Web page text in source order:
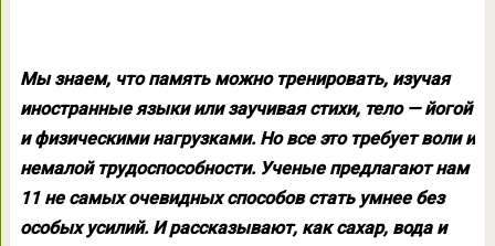
Мы знаем, что память можно тренировать, изучая
иностранные языки или заучивая стихи, тело — йогой
и физическими нагрузками. Но все это требует воли и
немалой трудоспособности. Ученые предлагают нам
11 не самых очевидных способов стать умнее без
особых усилий. И рассказывают, как сахар, вода и